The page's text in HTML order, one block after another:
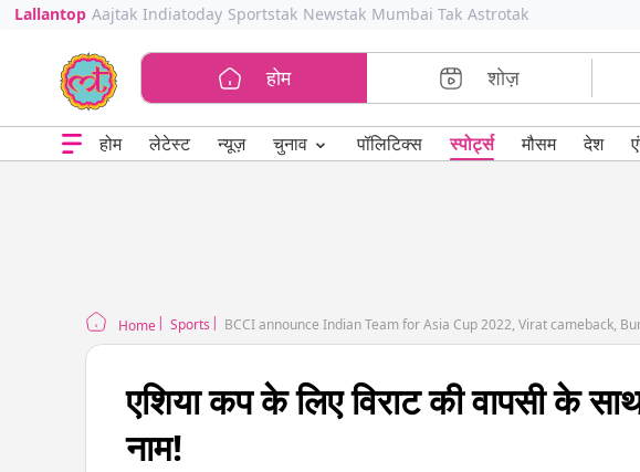
Lallantop Aajtak Indiatoday Sportstak Newstak Mumbai Tak Astrotak
होम शोज़
होम लेटेस्ट न्यूज़ चुनाव ⌄ पॉलिटिक्स स्पोर्ट्स मौसम देश
Home Sports BCCI announce Indian Team for Asia Cup 2022, Virat cameback,
एशिया कप के लिए विराट की वापसी के
नाम!